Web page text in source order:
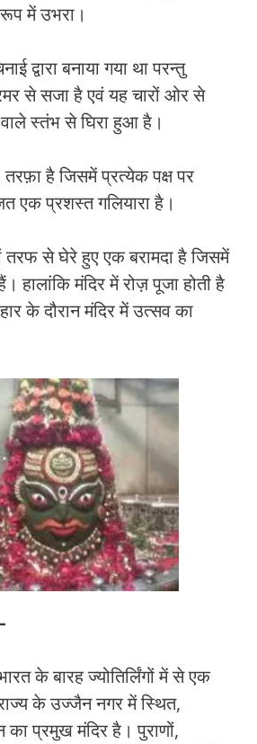
में उभरा।
द्वारा बनाया गया था परन्तु
से सजा है एवं यह चारों ओर से
स्तंभ से घिरा हुआ है।
तरफ़ा है जिसमें प्रत्येक पक्ष पर
एक प्रशस्त गलियारा है।
तरफ से घेरे हुए एक बरामदा है जिसमें
हालांकि मंदिर में रोज़ पूजा होती है
के दौरान मंदिर में उत्सव का
के बारह ज्योतिर्लिंगों में से एक
के उज्जैन नगर में स्थित,
का प्रमुख मंदिर है। पुराणों,